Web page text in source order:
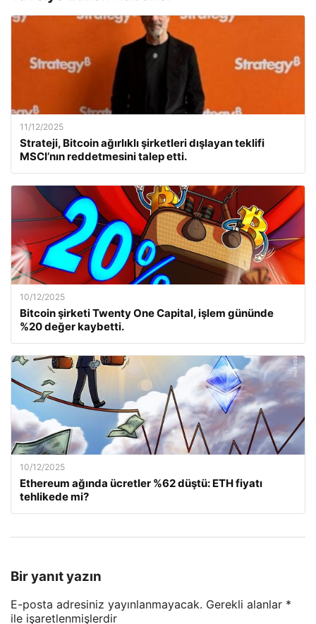
11/12/2025
Strateji, Bitcoin ağırlıklı şirketleri dışlayan teklifi
MSCI’nın reddetmesini talep etti.
10/12/2025
Bitcoin şirketi Twenty One Capital, işlem gününde
%20 değer kaybetti.
10/12/2025
Ethereum ağında ücretler %62 düştü: ETH fiyatı
tehlikede mi?
Bir yanıt yazın
E-posta adresiniz yayınlanmayacak. Gerekli alanlar *
ile işaretlenmişlerdir